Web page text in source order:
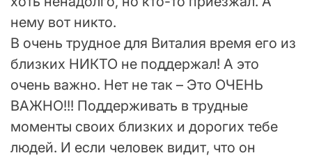
нему вот никто.
В очень трудное для Виталия время его из
близких НИКТО не поддержал! А это
очень важно. Нет не так – Это ОЧЕНЬ
ВАЖНО!!! Поддерживать в трудные
моменты своих близких и дорогих тебе
людей. И если человек видит, что он